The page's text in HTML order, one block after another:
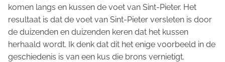
komen langs en kussen de voet van Sint-Pieter. Het
resultaat is dat de voet van Sint-Pieter versleten is door
de duizenden en duizenden keren dat het kussen
herhaald wordt. Ik denk dat dit het enige voorbeeld in de
geschiedenis is van een kus die brons vernietigt.